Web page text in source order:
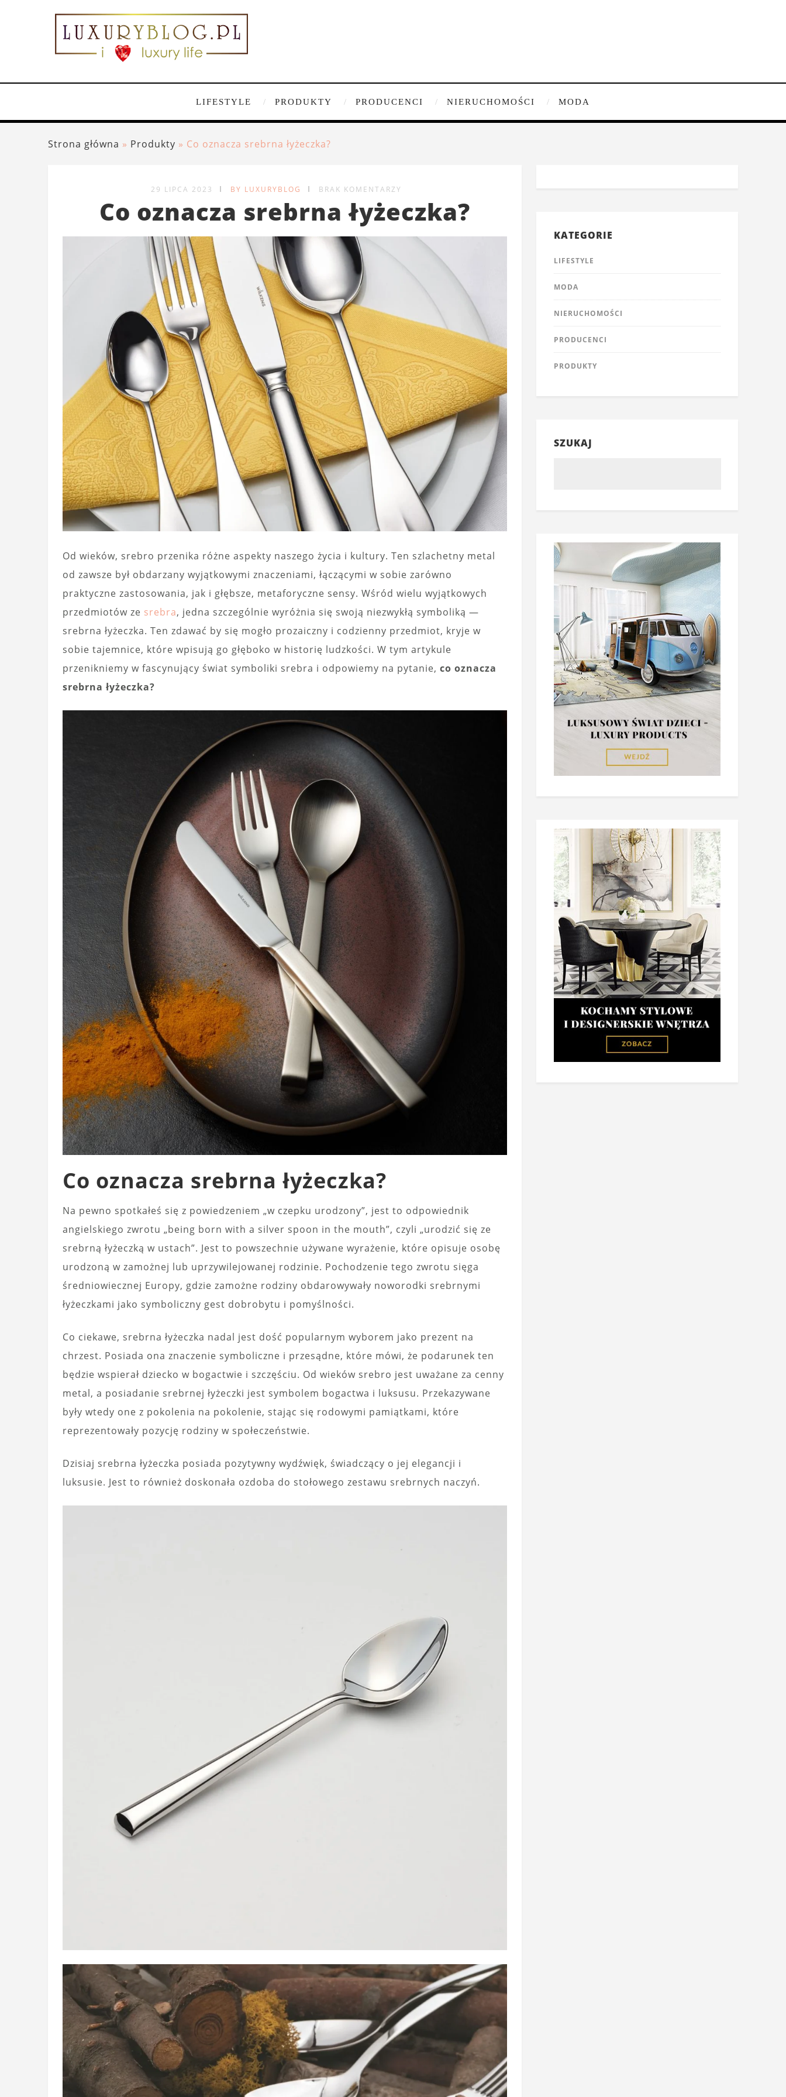
LIFESTYLE PRODUKTY PRODUCENCI NIERUCHOMOŚCI MODA
Strona główna » Produkty » Co oznacza srebrna łyżeczka?
29 LIPCA 2023 BY LUXURYBLOG BRAK KOMENTARZY
Co oznacza srebrna łyżeczka?
Od wieków, srebro przenika różne aspekty naszego życia i kultury. Ten szlachetny metal
od zawsze był obdarzany wyjątkowymi znaczeniami, łączącymi w sobie zarówno
praktyczne zastosowania, jak i głębsze, metaforyczne sensy. Wśród wielu wyjątkowych
przedmiotów ze srebra, jedna szczególnie wyróżnia się swoją niezwykłą symboliką —
srebrna łyżeczka. Ten zdawać by się mogło prozaiczny i codzienny przedmiot, kryje w
sobie tajemnice, które wpisują go głęboko w historię ludzkości. W tym artykule
przenikniemy w fascynujący świat symboliki srebra i odpowiemy na pytanie, co oznacza
srebrna łyżeczka?
Co oznacza srebrna łyżeczka?
Na pewno spotkałeś się z powiedzeniem „w czepku urodzony”, jest to odpowiednik
angielskiego zwrotu „being born with a silver spoon in the mouth”, czyli „urodzić się ze
srebrną łyżeczką w ustach”. Jest to powszechnie używane wyrażenie, które opisuje osobę
urodzoną w zamożnej lub uprzywilejowanej rodzinie. Pochodzenie tego zwrotu sięga
średniowiecznej Europy, gdzie zamożne rodziny obdarowywały noworodki srebrnymi
łyżeczkami jako symboliczny gest dobrobytu i pomyślności.
Co ciekawe, srebrna łyżeczka nadal jest dość popularnym wyborem jako prezent na
chrzest. Posiada ona znaczenie symboliczne i przesądne, które mówi, że podarunek ten
będzie wspierał dziecko w bogactwie i szczęściu. Od wieków srebro jest uważane za cenny
metal, a posiadanie srebrnej łyżeczki jest symbolem bogactwa i luksusu. Przekazywane
były wtedy one z pokolenia na pokolenie, stając się rodowymi pamiątkami, które
reprezentowały pozycję rodziny w społeczeństwie.
Dzisiaj srebrna łyżeczka posiada pozytywny wydźwięk, świadczący o jej elegancji i
luksusie. Jest to również doskonała ozdoba do stołowego zestawu srebrnych naczyń.
KATEGORIE
LIFESTYLE
MODA
NIERUCHOMOŚCI
PRODUCENCI
PRODUKTY
SZUKAJ